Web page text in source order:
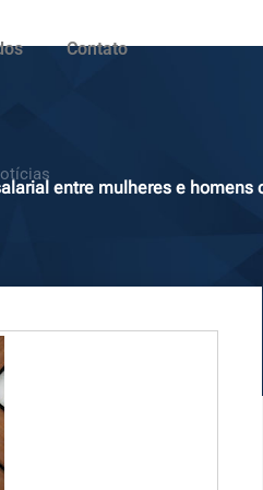
Contato
entre mulheres e homens